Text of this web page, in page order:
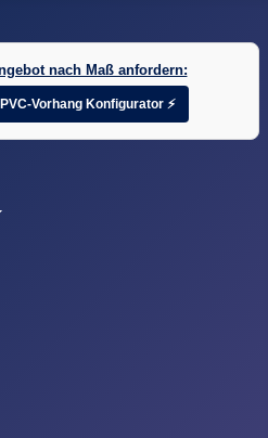
nach Maß anfordern:
PVC-Vorhang Konfigurator ⚡